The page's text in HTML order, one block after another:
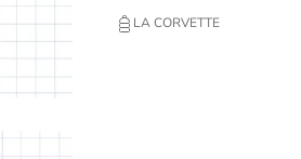
LA CORVETTE